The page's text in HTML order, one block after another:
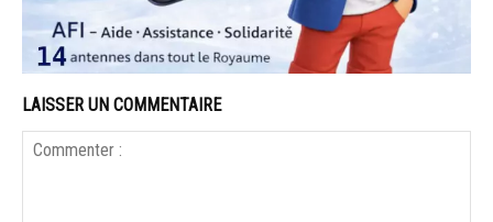
LAISSER UN COMMENTAIRE